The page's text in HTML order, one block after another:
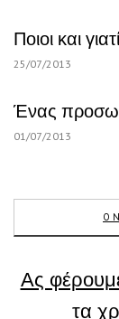
Ποιοι και
25/07/2013
Ένας
01/07/2013
Ας
τα